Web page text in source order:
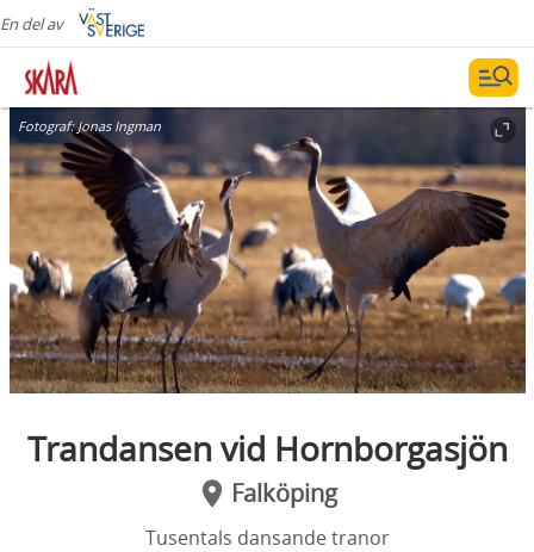
En del av
Fotograf:Jonas Ingman
Trandansen vid Hornborgasjön
Falköping
Tusentals dansande tranor